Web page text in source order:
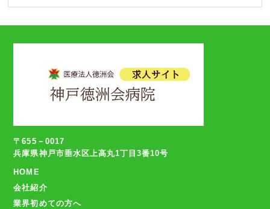
〒655－0017
兵庫県神戸市垂水区上高丸1丁目3番10号
HOME
会社紹介
業界初めての方へ